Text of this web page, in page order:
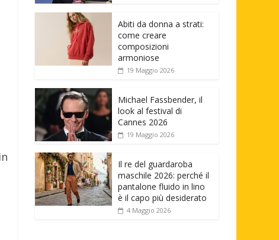
Abiti da donna a strati:
come creare
composizioni
armoniose
19 Maggio 2026
Michael Fassbender, il
look al festival di
Cannes 2026
19 Maggio 2026
Il re del guardaroba
maschile 2026: perché il
pantalone fluido in lino
è il capo più desiderato
4 Maggio 2026